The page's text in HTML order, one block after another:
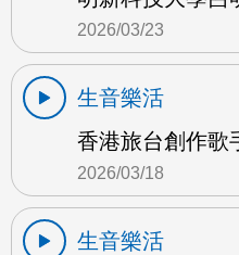
2026/03/23
生音樂活
香港旅台創作歌
2026/03/18
生音樂活